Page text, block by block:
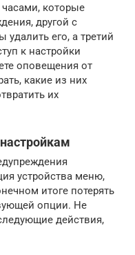
часами, которые
другой с
его, а третий
к настройки
оповещения от
какие из них
их
устройства меню,
итоге потерять
опции. Не
действия,